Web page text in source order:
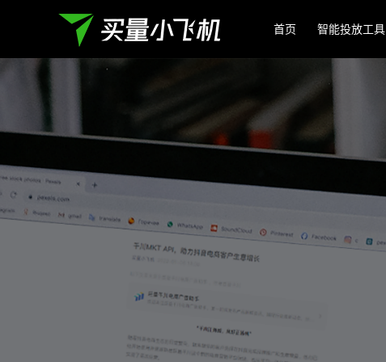
首页 智能投放工具